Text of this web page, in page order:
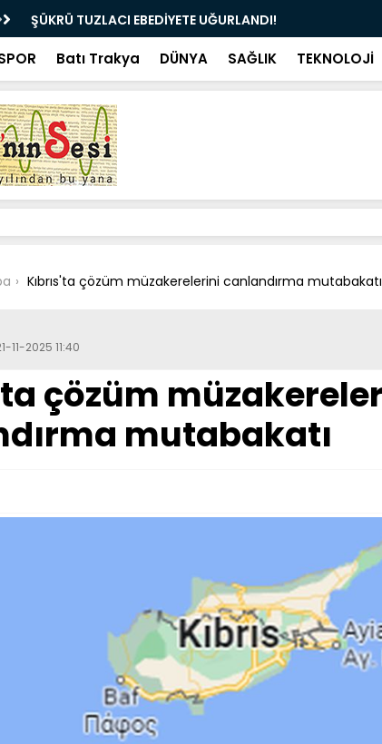
Bir milyon euro ikramiye çıkan ve çöpe atılan bilet iki
bulunduBatı Trakya DÜNYA SAĞLIK TEKNOLOJİ
Kıbrıs'ta çözüm müzakerelerini canlandırma mutabakatı
11-2025 11:40
çözüm
mutabakatı